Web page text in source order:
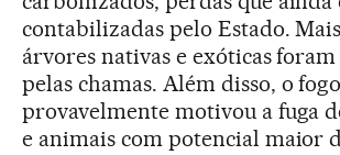
contabilizadas pelo Estado.
árvores nativas e exóticas
pelas chamas. Além disso, o fogo
provavelmente motivou a fuga
e animais com potencial maior